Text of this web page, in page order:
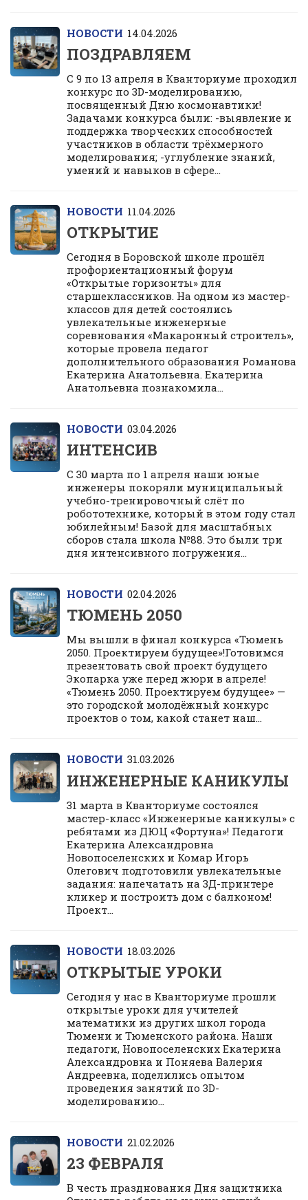
НОВОСТИ 14.04.2026
ПОЗДРАВЛЯЕМ
С 9 по 13 апреля в Кванториуме проходил
конкурс по 3D-моделированию,
посвященный Дню космонавтики!
Задачами конкурса были: -выявление и
поддержка творческих способностей
участников в области трёхмерного
моделирования; -углубление знаний,
умений и навыков в сфере...
НОВОСТИ 11.04.2026
ОТКРЫТИЕ
Сегодня в Боровской школе прошёл
профориентационный форум
«Открытые горизонты» для
старшеклассников. На одном из мастер-
классов для детей состоялись
увлекательные инженерные
соревнования «Макаронный строитель»,
которые провела педагог
дополнительного образования Романова
Екатерина Анатольевна. Екатерина
Анатольевна познакомила...
НОВОСТИ 03.04.2026
ИНТЕНСИВ
С 30 марта по 1 апреля наши юные
инженеры покоряли муниципальный
учебно-тренировочный слёт по
робототехнике, который в этом году стал
юбилейным! Базой для масштабных
сборов стала школа №88. Это были три
дня интенсивного погружения...
НОВОСТИ 02.04.2026
ТЮМЕНЬ 2050
Мы вышли в финал конкурса «Тюмень
2050. Проектируем будущее»!Готовимся
презентовать свой проект будущего
Экопарка уже перед жюри в апреле!
«Тюмень 2050. Проектируем будущее» —
это городской молодёжный конкурс
проектов о том, какой станет наш...
НОВОСТИ 31.03.2026
ИНЖЕНЕРНЫЕ КАНИКУЛЫ
31 марта в Кванториуме состоялся
мастер-класс «Инженерные каникулы» с
ребятами из ДЮЦ «Фортуна»! Педагоги
Екатерина Александровна
Новопоселенских и Комар Игорь
Олегович подготовили увлекательные
задания: напечатать на 3Д-принтере
кликер и построить дом с балконом!
Проект...
НОВОСТИ 18.03.2026
ОТКРЫТЫЕ УРОКИ
Сегодня у нас в Кванториуме прошли
открытые уроки для учителей
математики из других школ города
Тюмени и Тюменского района. Наши
педагоги, Новопоселенских Екатерина
Александровна и Поняева Валерия
Андреевна, поделились опытом
проведения занятий по 3D-
моделированию...
НОВОСТИ 21.02.2026
23 ФЕВРАЛЯ
В честь празднования Дня защитника